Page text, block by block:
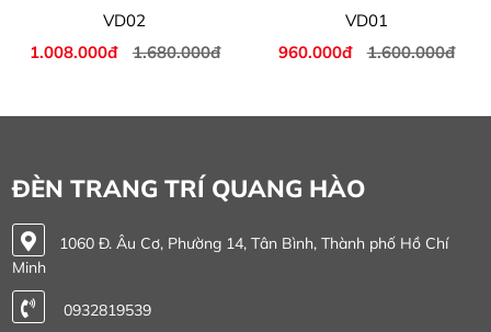
VD02
1.008.000đ
1.680.000đ
VD01
960.000đ
1.600.000đ
ĐÈN TRANG TRÍ QUANG HÀO
1060 Đ. Âu Cơ, Phường 14, Tân Bình, Thành phố Hồ Chí
Minh
0932819539